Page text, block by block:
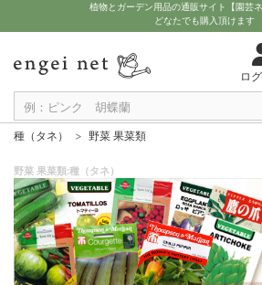
植物とガーデン用品の通販サイト【園芸
どなたでも購入頂けます
ロ
種（タネ） 野菜 果菜類
野菜 果菜類:種（タネ）